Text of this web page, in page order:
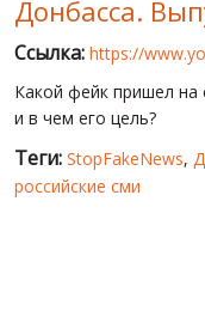
ХРОНОЛОГИЯ
Донбасса.
Ссылка: https://
Какой фейк пришел на
и в чем его цель?
Теги: StopFakeNews,
российские сми